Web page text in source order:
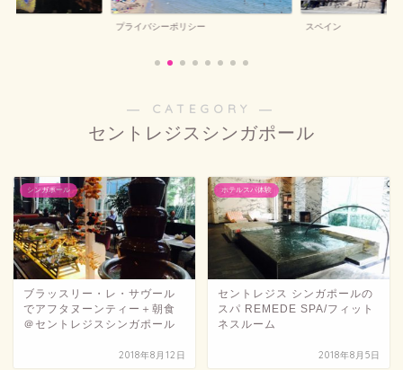
プライバシーポリシー スペイン
― CATEGORY ―
セントレジスシンガポール
シンガポール
ブラッスリー・レ・サヴール
でアフタヌーンティー＋朝食
＠セントレジスシンガポール
2018年8月12日
ホテルスパ体験
セントレジス シンガポールの
スパ REMEDE SPA/フィット
ネスルーム
2018年8月5日